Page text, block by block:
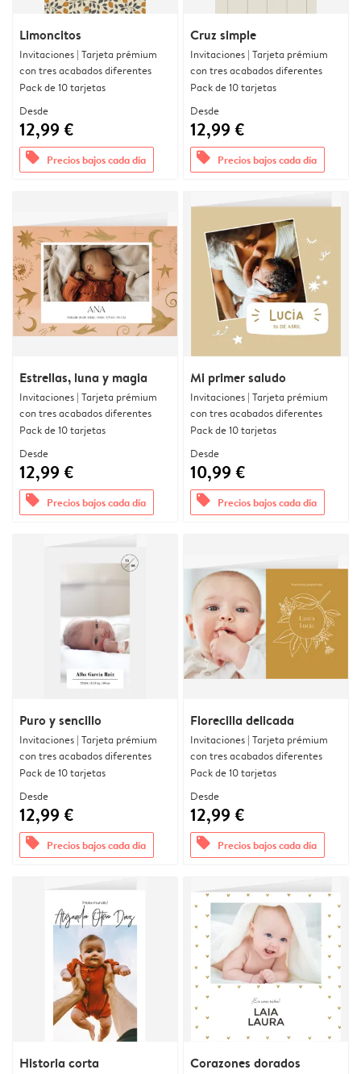
Limoncitos
Invitaciones | Tarjeta prémium
con tres acabados diferentes
Pack de 10 tarjetas
Desde
12,99 €
offers Precios bajos cada día
Cruz simple
Invitaciones | Tarjeta prémium
con tres acabados diferentes
Pack de 10 tarjetas
Desde
12,99 €
offers Precios bajos cada día
Estrellas, luna y magia
Invitaciones | Tarjeta prémium
con tres acabados diferentes
Pack de 10 tarjetas
Desde
12,99 €
offers Precios bajos cada día
Mi primer saludo
Invitaciones | Tarjeta prémium
con tres acabados diferentes
Pack de 10 tarjetas
Desde
10,99 €
offers Precios bajos cada día
Puro y sencillo
Invitaciones | Tarjeta prémium
con tres acabados diferentes
Pack de 10 tarjetas
Desde
12,99 €
offers Precios bajos cada día
Florecilla delicada
Invitaciones | Tarjeta prémium
con tres acabados diferentes
Pack de 10 tarjetas
Desde
12,99 €
offers Precios bajos cada día
Historia corta Corazones dorados